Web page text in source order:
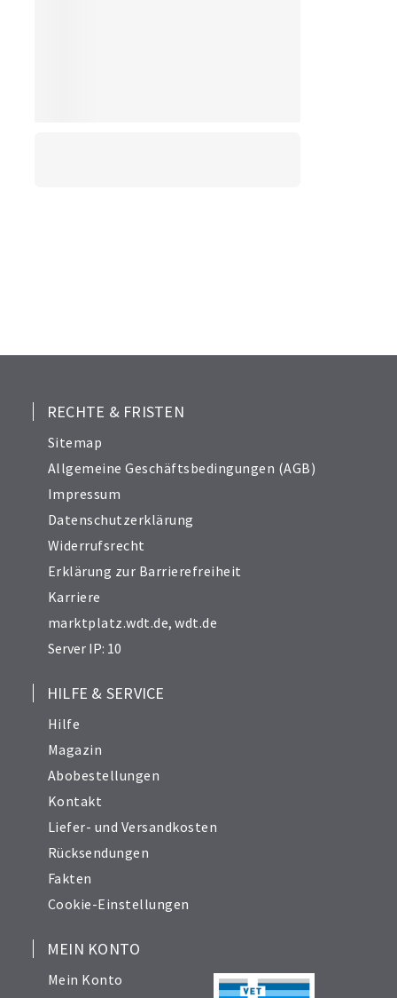
RECHTE & FRISTEN
Sitemap
Allgemeine Geschäftsbedingungen (AGB)
Impressum
Datenschutzerklärung
Widerrufsrecht
Erklärung zur Barrierefreiheit
Karriere
marktplatz.wdt.de,wdt.de
Server IP: 10
HILFE & SERVICE
Hilfe
Magazin
Abobestellungen
Kontakt
Liefer- und Versandkosten
Rücksendungen
Fakten
Cookie-Einstellungen
MEIN KONTO
Mein Konto